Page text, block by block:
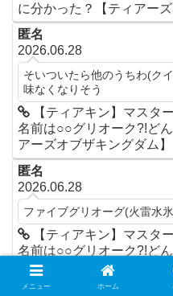
に分かった？【ティアー
匿名
2026.06.28
そいついたら他のうちわ(ク
味なくなりそう
【ティアキン】マスタ
名前は○○グリオーク?!ど
アーズオブザキングダム】
匿名
2026.06.28
ファイブグリオーグ(火雷水
【ティアキン】マスタ
名前は○○グリオーク?!ど
アーズオブザキングダム】
匿名
メニュー ホーム